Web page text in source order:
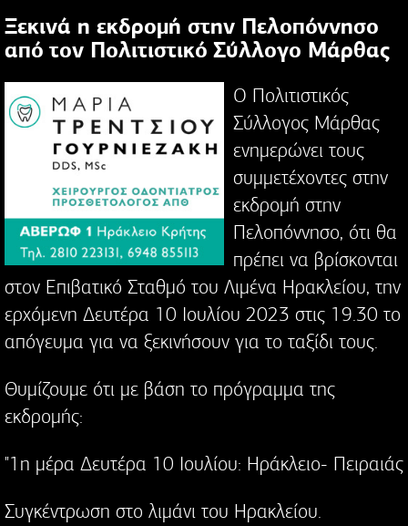
Ξεκινά η εκδρομή στην Πελοπόννησο
από τον Πολιτιστικό Σύλλογο Μάρθας
Ο Πολιτιστικός
Σύλλογος Μάρθας
ενημερώνει τους
συμμετέχοντες στην
εκδρομή στην
Πελοπόννησο, ότι θα
πρέπει να βρίσκονται
στον Επιβατικό Σταθμό του Λιμένα Ηρακλείου, την
ερχόμενη Δευτέρα 10 Ιουλίου 2023 στις 19.30 το
απόγευμα για να ξεκινήσουν για το ταξίδι τους.
Θυμίζουμε ότι με βάση το πρόγραμμα της
εκδρομής:
"1η μέρα Δευτέρα 10 Ιουλίου: Ηράκλειο- Πειραιάς
Συγκέντρωση στο λιμάνι του Ηρακλείου.